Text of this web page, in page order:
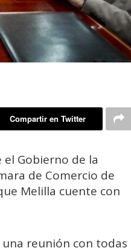
Compartir en Twitter
Gobierno de la
de Comercio de
Melilla cuente con
reunión con todas